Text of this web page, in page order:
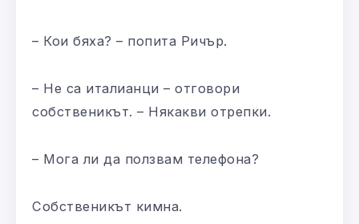
– Кои бяха? – попита Ричър.
– Не са италианци – отговори
собственикът. – Някакви отрепки.
– Мога ли да ползвам телефона?
Собственикът кимна.